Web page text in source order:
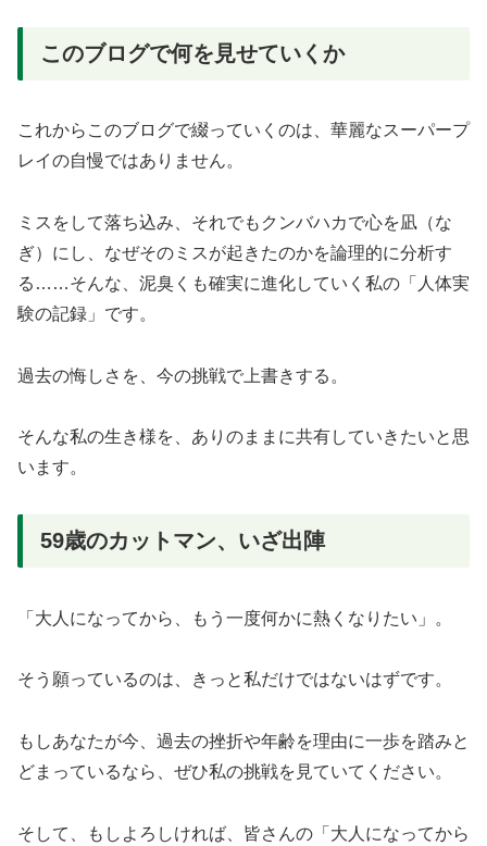
このブログで何を見せていくか
これからこのブログで綴っていくのは、華麗なスーパープ
レイの自慢ではありません。
ミスをして落ち込み、それでもクンバハカで心を凪（な
ぎ）にし、なぜそのミスが起きたのかを論理的に分析す
る……そんな、泥臭くも確実に進化していく私の「人体実
験の記録」です。
過去の悔しさを、今の挑戦で上書きする。
そんな私の生き様を、ありのままに共有していきたいと思
います。
59歳のカットマン、いざ出陣
「大人になってから、もう一度何かに熱くなりたい」。
そう願っているのは、きっと私だけではないはずです。
もしあなたが今、過去の挫折や年齢を理由に一歩を踏みと
どまっているなら、ぜひ私の挑戦を見ていてください。
そして、もしよろしければ、皆さんの「大人になってから